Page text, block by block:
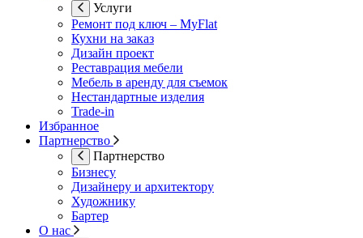
Услуги
Ремонт под ключ – MyFlat
Кухни на заказ
Дизайн проект
Реставрация мебели
Мебель в аренду для съемок
Нестандартные изделия
Trade-in
Избранное
Партнерство
Партнерство
Бизнесу
Дизайнеру и архитектору
Художнику
Бартер
О нас